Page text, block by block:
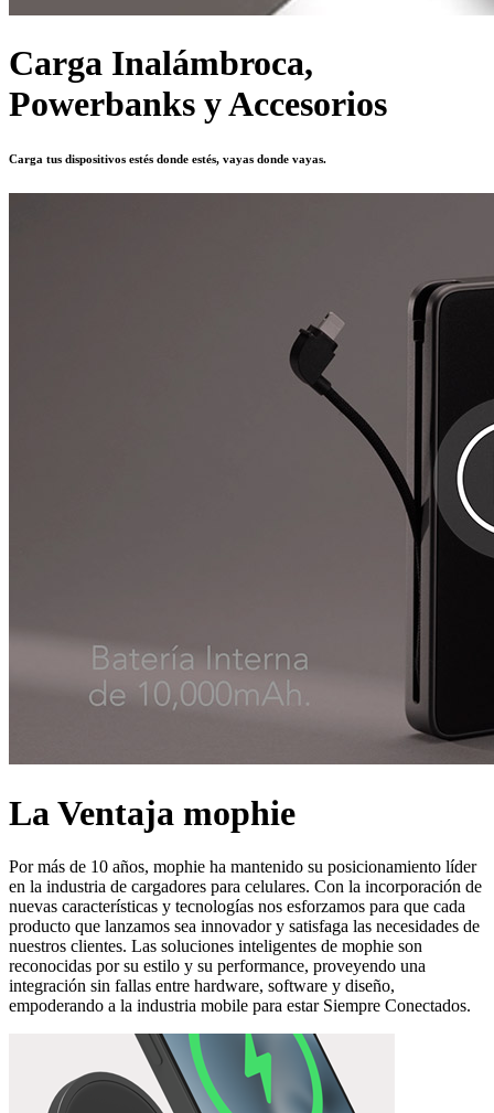
Carga Inalámbroca,
Powerbanks y Accesorios
Carga tus dispositivos estés donde estés, vayas donde vayas.
La Ventaja mophie
Por más de 10 años, mophie ha mantenido su posicionamiento líder
en la industria de cargadores para celulares. Con la incorporación de
nuevas características y tecnologías nos esforzamos para que cada
producto que lanzamos sea innovador y satisfaga las necesidades de
nuestros clientes. Las soluciones inteligentes de mophie son
reconocidas por su estilo y su performance, proveyendo una
integración sin fallas entre hardware, software y diseño,
empoderando a la industria mobile para estar Siempre Conectados.